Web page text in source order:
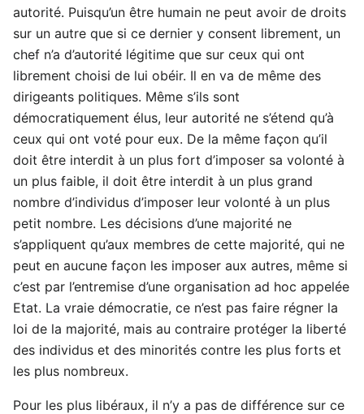
autorité. Puisqu’un être humain ne peut avoir de droits
sur un autre que si ce dernier y consent librement, un
chef n’a d’autorité légitime que sur ceux qui ont
librement choisi de lui obéir. Il en va de même des
dirigeants politiques. Même s’ils sont
démocratiquement élus, leur autorité ne s’étend qu’à
ceux qui ont voté pour eux. De la même façon qu’il
doit être interdit à un plus fort d’imposer sa volonté à
un plus faible, il doit être interdit à un plus grand
nombre d’individus d’imposer leur volonté à un plus
petit nombre. Les décisions d’une majorité ne
s’appliquent qu’aux membres de cette majorité, qui ne
peut en aucune façon les imposer aux autres, même si
c’est par l’entremise d’une organisation ad hoc appelée
Etat. La vraie démocratie, ce n’est pas faire régner la
loi de la majorité, mais au contraire protéger la liberté
des individus et des minorités contre les plus forts et
les plus nombreux.
Pour les plus libéraux, il n’y a pas de différence sur ce